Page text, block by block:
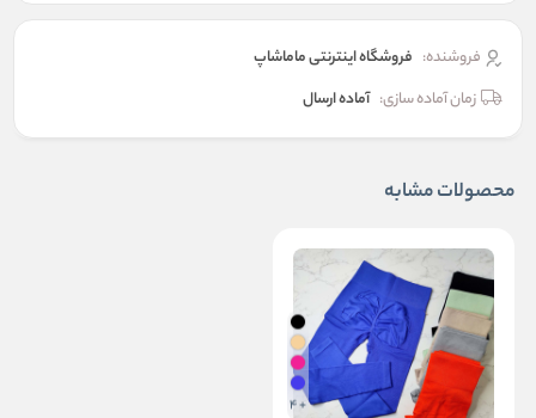
فروشنده: فروشگاه اینترنتی ماماشاپ
زمان آماده سازی: آماده ارسال
محصولات مشابه
+ 4